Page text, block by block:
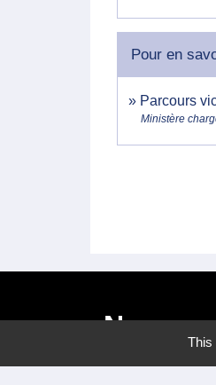
Pour en
Parcours
Ministère
Nous
This